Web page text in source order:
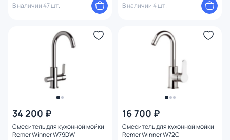
В наличии 47 шт.
В наличии 4 шт.
34 200 ₽
Смеситель для кухонной мойки
Remer Winner W79DW
16 700 ₽
Смеситель для кухонной мойки
Remer Winner W72C